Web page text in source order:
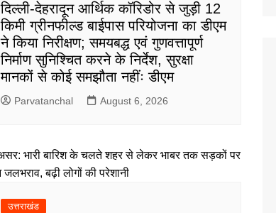
दिल्ली-देहरादून आर्थिक कॉरिडोर से जुड़ी 12
किमी ग्रीनफील्ड बाईपास परियोजना का डीएम
ने किया निरीक्षण; समयबद्ध एवं गुणवत्तापूर्ण
निर्माण सुनिश्चित करने के निर्देश, सुरक्षा
मानकों से कोई समझौता नहींः डीएम
Parvatanchal August 6, 2026
उत्तराखंड